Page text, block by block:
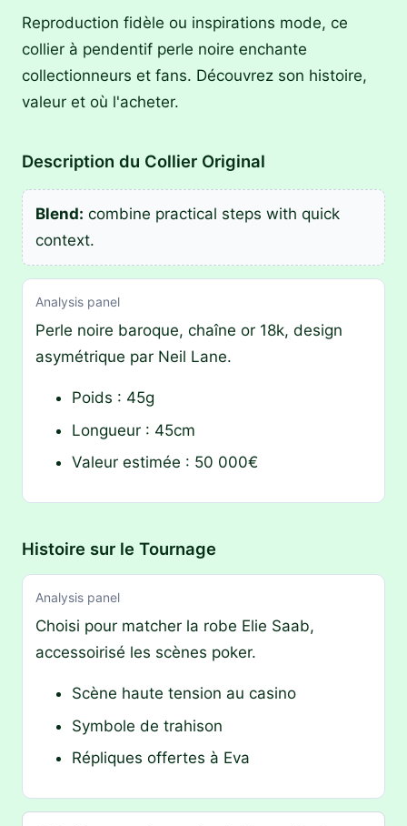
Reproduction fidèle ou inspirations mode, ce
collier à pendentif perle noire enchante
collectionneurs et fans. Découvrez son histoire,
valeur et où l'acheter.
Description du Collier Original
Blend: combine practical steps with quick
context.
Analysis panel
Perle noire baroque, chaîne or 18k, design
asymétrique par Neil Lane.
Poids : 45g
Longueur : 45cm
Valeur estimée : 50 000€
Histoire sur le Tournage
Analysis panel
Choisi pour matcher la robe Elie Saab,
accessoirisé les scènes poker.
Scène haute tension au casino
Symbole de trahison
Répliques offertes à Eva